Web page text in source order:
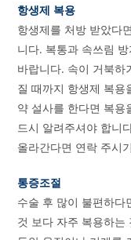
항생제 복용
항생제를 처방 받았다
니다. 복통과 속쓰림
바랍니다. 속이 거북하
질 때까지 항생제 복용
약 설사를 한다면 복용
드시 알려주셔야 합니
올라간다면 연락 주시
통증조절
수술 후 많이 불편하다
것 보다 자주 복용하는